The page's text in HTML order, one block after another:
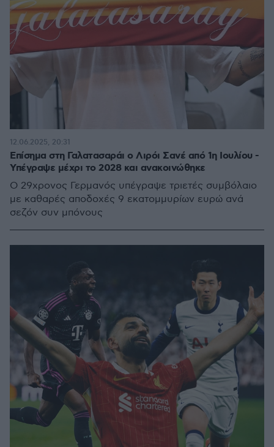
Επίσημα στη Γαλατασαράι ο Λιρόι Σανέ από 1η Ιουλίου -
Υπέγραψε μέχρι το 2028 και ανακοινώθηκε
O 29χρονος Γερμανός υπέγραψε τριετές συμβόλαιο
με καθαρές αποδοχές 9 εκατομμυρίων ευρώ ανά
σεζόν συν μπόνους
12.06.2025, 20:31